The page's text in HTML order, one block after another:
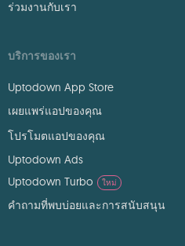
ร่วมงานกับเรา
บริการของเรา
Uptodown App Store
เผยแพร่แอปของคุณ
โปรโมตแอปของคุณ
Uptodown Ads
Uptodown Turbo
ใหม่
คำถามที่พบบ่อยและการสนับสนุน